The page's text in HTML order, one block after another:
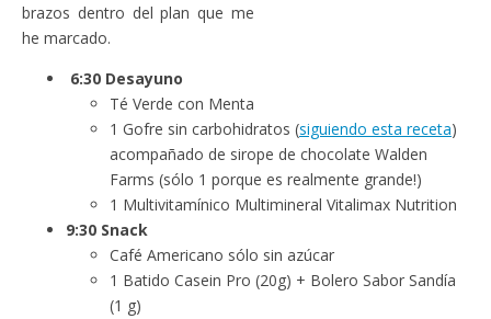
brazos dentro del plan que me
he marcado.
6:30 Desayuno
Té Verde con Menta
1 Gofre sin carbohidratos (siguiendo esta receta)
acompañado de sirope de chocolate Walden
Farms (sólo 1 porque es realmente grande!)
1 Multivitamínico Multimineral Vitalimax Nutrition
9:30 Snack
Café Americano sólo sin azúcar
1 Batido Casein Pro (20g) + Bolero Sabor Sandía
(1 g)